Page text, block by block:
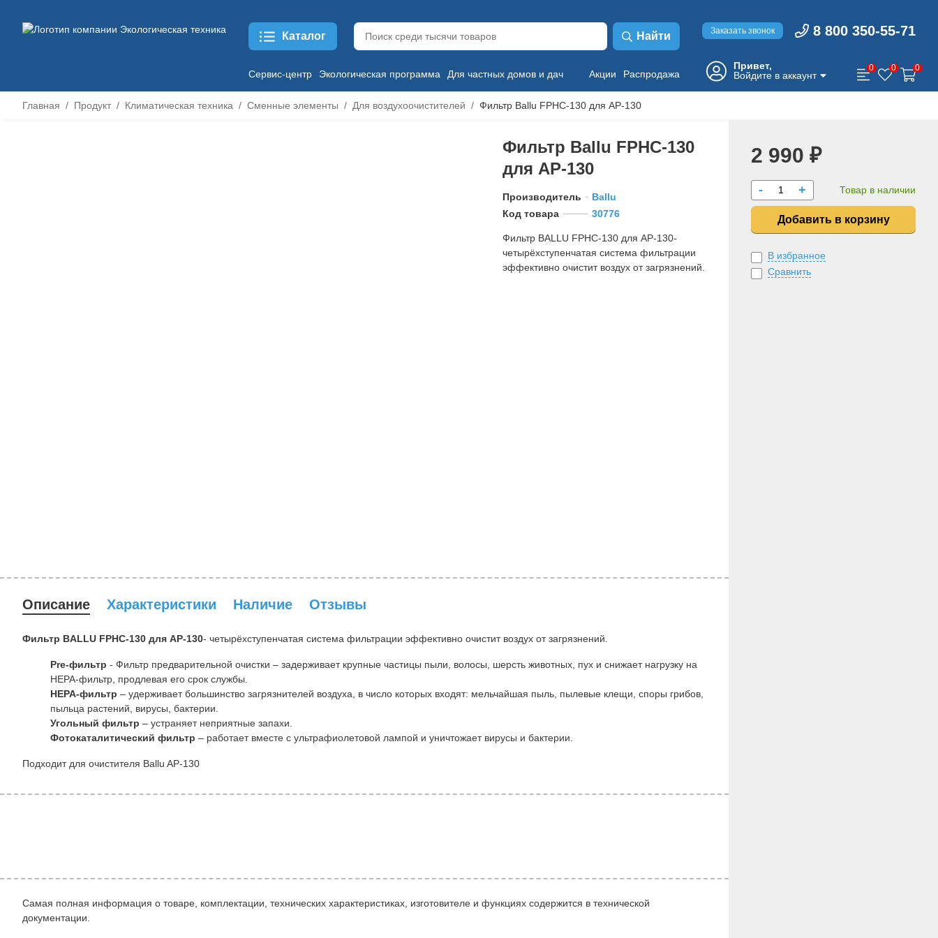
Каталог Найти
Сервис-центр Экологическая программа Для частных домов и дач Акции Распродажа
Заказать звонок 8 800 350-55-71
Привет,
Войдите в аккаунт
0 0 0
Главная Продукт Климатическая техника Сменные элементы Для воздухоочистителей Фильтр Ballu FPHC-130 для AP-130
Фильтр Ballu FPHC-130
для AP-130
Производитель
Ballu
Код товара
30776
Фильтр BALLU FPHC-130 для AP-130-
четырёхступенчатая система фильтрации
эффективно очистит воздух от загрязнений.
Описание Характеристики Наличие Отзывы
Фильтр BALLU FPHC-130 для AP-130- четырёхступенчатая система фильтрации эффективно очистит воздух от загрязнений.
Pre-фильтр - Фильтр предварительной очистки – задерживает крупные частицы пыли, волосы, шерсть животных, пух и снижает нагрузку на
HEPA-фильтр, продлевая его срок службы.
HEPA-фильтр – удерживает большинство загрязнителей воздуха, в число которых входят: мельчайшая пыль, пылевые клещи, споры грибов,
пыльца растений, вирусы, бактерии.
Угольный фильтр – устраняет неприятные запахи.
Фотокаталитический фильтр – работает вместе с ультрафиолетовой лампой и уничтожает вирусы и бактерии.
Подходит для очистителя Ballu AP-130
Самая полная информация о товаре, комплектации, технических характеристиках, изготовителе и функциях содержится в технической
документации.
2 990 ₽
- + Товар в наличии
Добавить в корзину
В избранное
Сравнить